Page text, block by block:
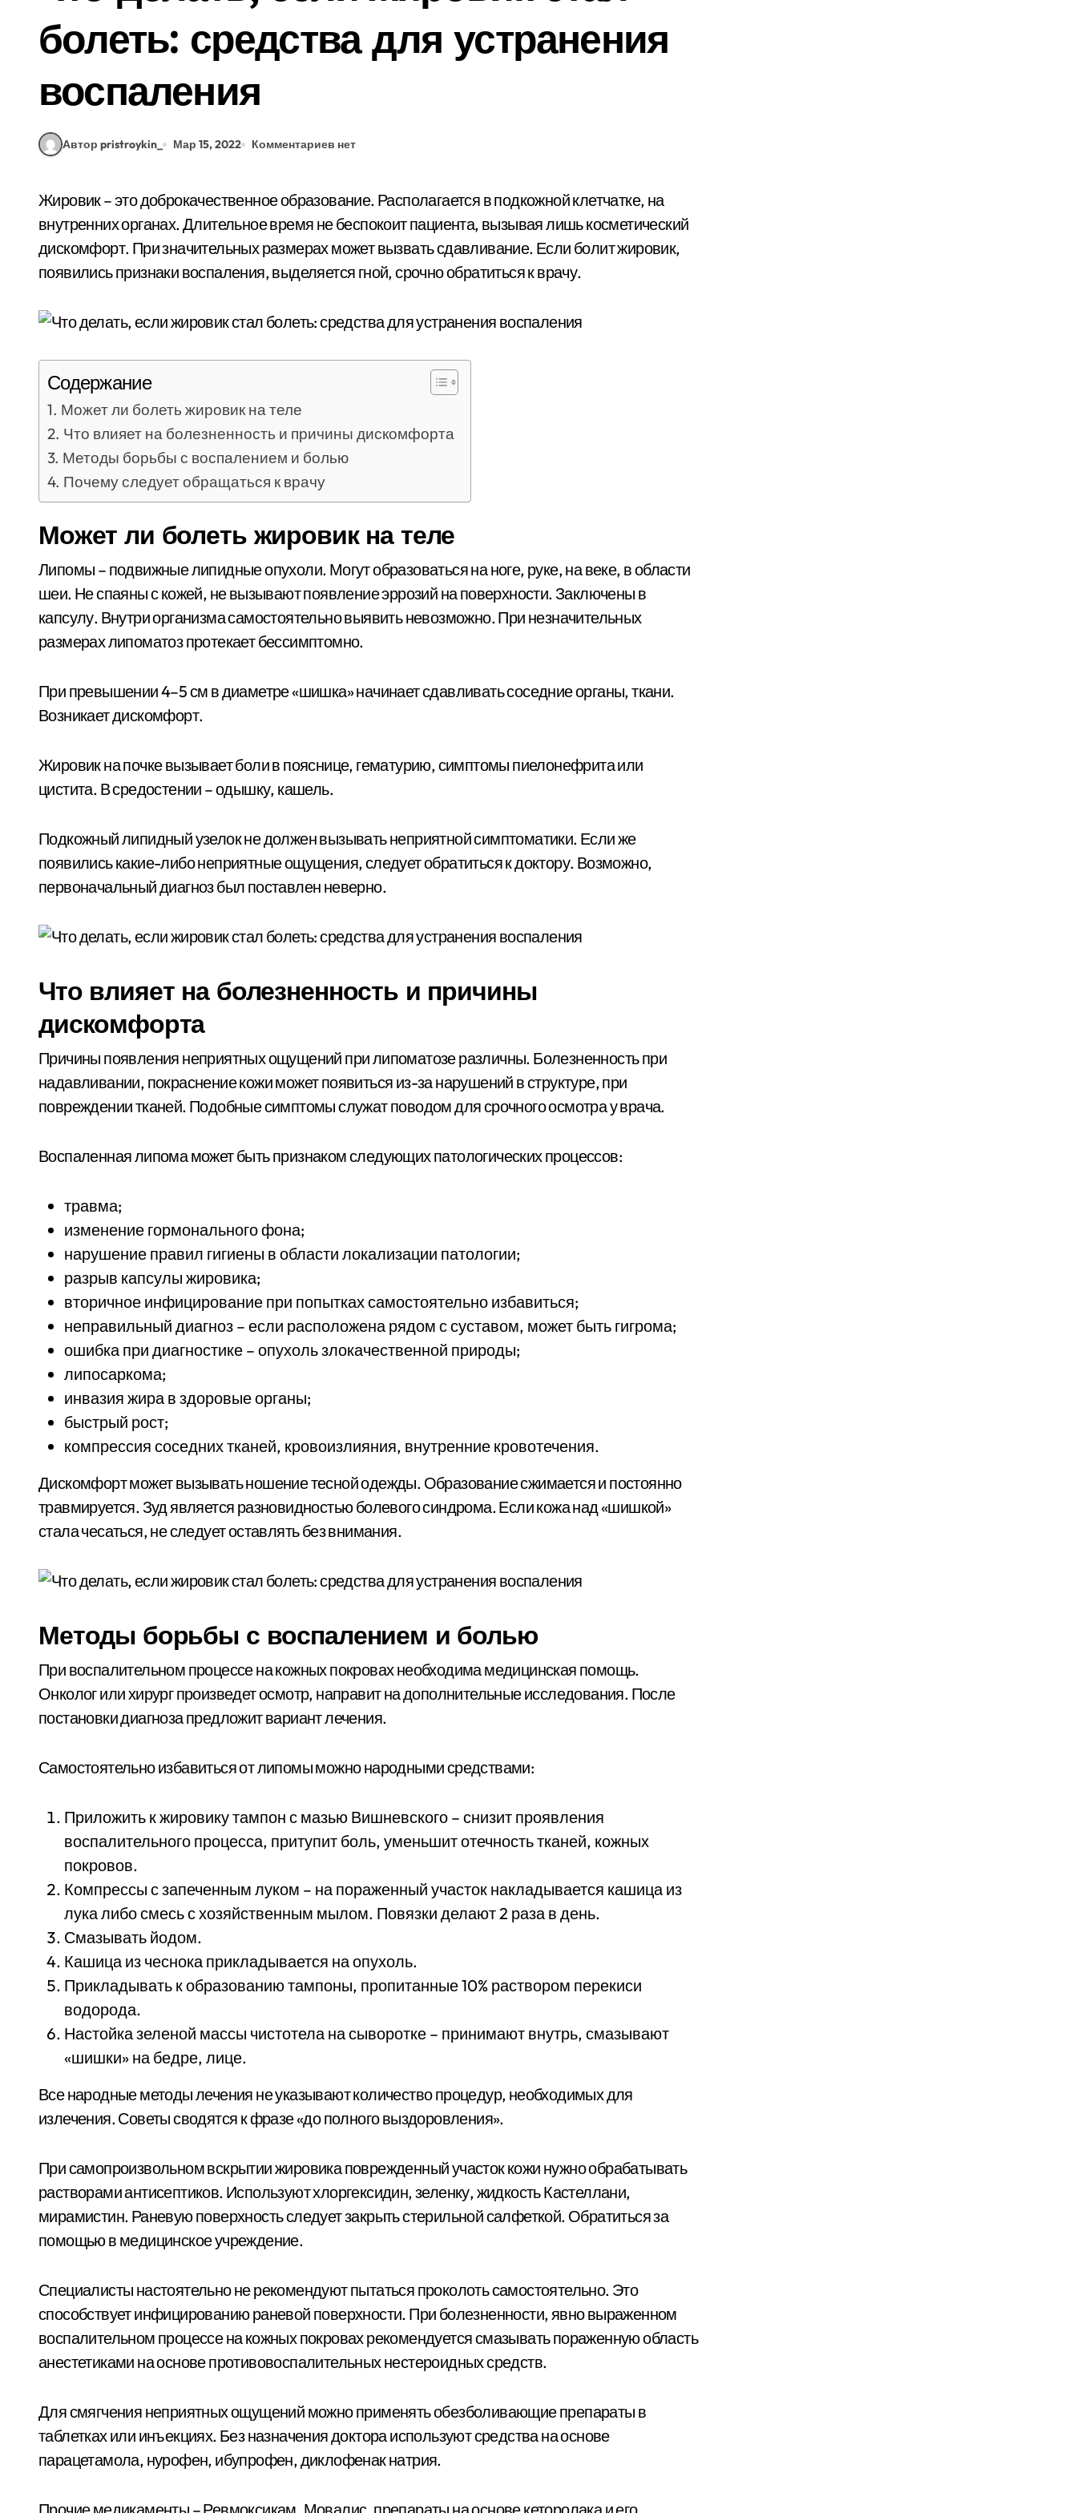
болеть: средства для устранения
воспаления
Автор pristroykin_ Мар 15, 2022 Комментариев нет
Жировик – это доброкачественное образование. Располагается в подкожной клетчатке, на
внутренних органах. Длительное время не беспокоит пациента, вызывая лишь косметический
дискомфорт. При значительных размерах может вызвать сдавливание. Если болит жировик,
появились признаки воспаления, выделяется гной, срочно обратиться к врачу.
Содержание
Может ли болеть жировик на теле
Что влияет на болезненность и причины дискомфорта
Методы борьбы с воспалением и болью
Почему следует обращаться к врачу
Может ли болеть жировик на теле
Липомы – подвижные липидные опухоли. Могут образоваться на ноге, руке, на веке, в области
шеи. Не спаяны с кожей, не вызывают появление эррозий на поверхности. Заключены в
капсулу. Внутри организма самостоятельно выявить невозможно. При незначительных
размерах липоматоз протекает бессимптомно.
При превышении 4–5 см в диаметре «шишка» начинает сдавливать соседние органы, ткани.
Возникает дискомфорт.
Жировик на почке вызывает боли в пояснице, гематурию, симптомы пиелонефрита или
цистита. В средостении – одышку, кашель.
Подкожный липидный узелок не должен вызывать неприятной симптоматики. Если же
появились какие-либо неприятные ощущения, следует обратиться к доктору. Возможно,
первоначальный диагноз был поставлен неверно.
Что влияет на болезненность и причины
дискомфорта
Причины появления неприятных ощущений при липоматозе различны. Болезненность при
надавливании, покраснение кожи может появиться из-за нарушений в структуре, при
повреждении тканей. Подобные симптомы служат поводом для срочного осмотра у врача.
Воспаленная липома может быть признаком следующих патологических процессов:
травма;
изменение гормонального фона;
нарушение правил гигиены в области локализации патологии;
разрыв капсулы жировика;
вторичное инфицирование при попытках самостоятельно избавиться;
неправильный диагноз – если расположена рядом с суставом, может быть гигрома;
ошибка при диагностике – опухоль злокачественной природы;
липосаркома;
инвазия жира в здоровые органы;
быстрый рост;
компрессия соседних тканей, кровоизлияния, внутренние кровотечения.
Дискомфорт может вызывать ношение тесной одежды. Образование сжимается и постоянно
травмируется. Зуд является разновидностью болевого синдрома. Если кожа над «шишкой»
стала чесаться, не следует оставлять без внимания.
Методы борьбы с воспалением и болью
При воспалительном процессе на кожных покровах необходима медицинская помощь.
Онколог или хирург произведет осмотр, направит на дополнительные исследования. После
постановки диагноза предложит вариант лечения.
Самостоятельно избавиться от липомы можно народными средствами:
Приложить к жировику тампон с мазью Вишневского – снизит проявления
воспалительного процесса, притупит боль, уменьшит отечность тканей, кожных
покровов.
Компрессы с запеченным луком – на пораженный участок накладывается кашица из
лука либо смесь с хозяйственным мылом. Повязки делают 2 раза в день.
Смазывать йодом.
Кашица из чеснока прикладывается на опухоль.
Прикладывать к образованию тампоны, пропитанные 10% раствором перекиси
водорода.
Настойка зеленой массы чистотела на сыворотке – принимают внутрь, смазывают
«шишки» на бедре, лице.
Все народные методы лечения не указывают количество процедур, необходимых для
излечения. Советы сводятся к фразе «до полного выздоровления».
При самопроизвольном вскрытии жировика поврежденный участок кожи нужно обрабатывать
растворами антисептиков. Используют хлоргексидин, зеленку, жидкость Кастеллани,
мирамистин. Раневую поверхность следует закрыть стерильной салфеткой. Обратиться за
помощью в медицинское учреждение.
Специалисты настоятельно не рекомендуют пытаться проколоть самостоятельно. Это
способствует инфицированию раневой поверхности. При болезненности, явно выраженном
воспалительном процессе на кожных покровах рекомендуется смазывать пораженную область
анестетиками на основе противовоспалительных нестероидных средств.
Для смягчения неприятных ощущений можно применять обезболивающие препараты в
таблетках или инъекциях. Без назначения доктора используют средства на основе
парацетамола, нурофен, ибупрофен, диклофенак натрия.